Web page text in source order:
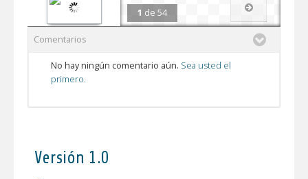
1 de 54
Comentarios
No hay ningún comentario aún. Sea usted el
primero.
Versión 1.0